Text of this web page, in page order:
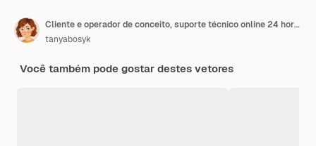
Cliente e operador de conceito, suporte técnico online 24 horas por dia, 7 dias por semana para a página da web. Operador de linha direta feminino americano africano de ilustração vetorial aconselha o cliente. Assistente online, serviço de ajuda virtual.
tanyabosyk
Você também pode gostar destes vetores